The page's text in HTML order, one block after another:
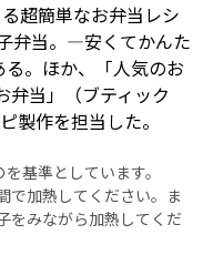
超簡単なお弁当レシ
弁当。―安くてかんた
。ほか、「人気のお
弁当」（ブティック
製作を担当した。
基準としています。
で加熱してください。ま
をみながら加熱してくだ